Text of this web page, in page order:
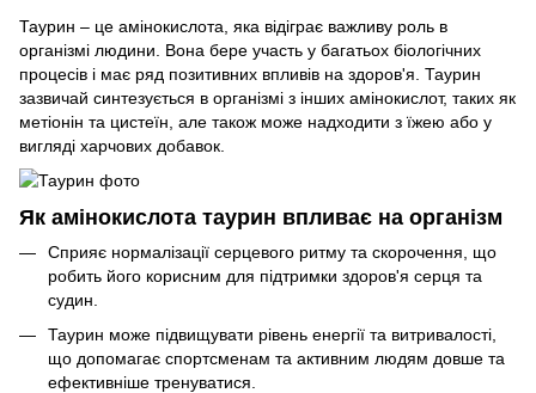
Таурин – це амінокислота, яка відіграє важливу роль в
організмі людини. Вона бере участь у багатьох біологічних
процесів і має ряд позитивних впливів на здоров'я. Таурин
зазвичай синтезується в організмі з інших амінокислот, таких як
метіонін та цистеїн, але також може надходити з їжею або у
вигляді харчових добавок.
Як амінокислота таурин впливає на організм
Сприяє нормалізації серцевого ритму та скорочення, що
робить його корисним для підтримки здоров'я серця та
судин.
Таурин може підвищувати рівень енергії та витривалості,
що допомагає спортсменам та активним людям довше та
ефективніше тренуватися.